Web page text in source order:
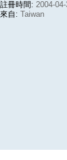
註冊時間: 2004-
來自: Taiwan